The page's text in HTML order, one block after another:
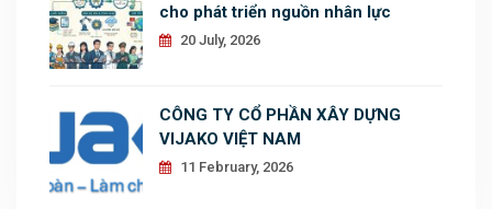
cho phát triển nguồn nhân lực
20 July, 2026
CÔNG TY CỔ PHẦN XÂY DỰNG
VIJAKO VIỆT NAM
11 February, 2026